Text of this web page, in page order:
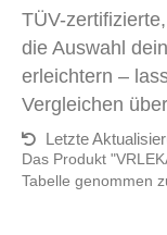
TÜV-
die Auswahl
erleichtern –
Vergleichen
Letzte
Das Produkt
Tabelle genommen